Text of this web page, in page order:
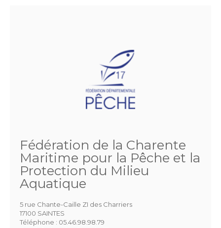
Fédération de la Charente
Maritime pour la Pêche et la
Protection du Milieu
Aquatique
5 rue Chante-Caille ZI des Charriers
17100 SAINTES
Téléphone : 05.46.98.98.79